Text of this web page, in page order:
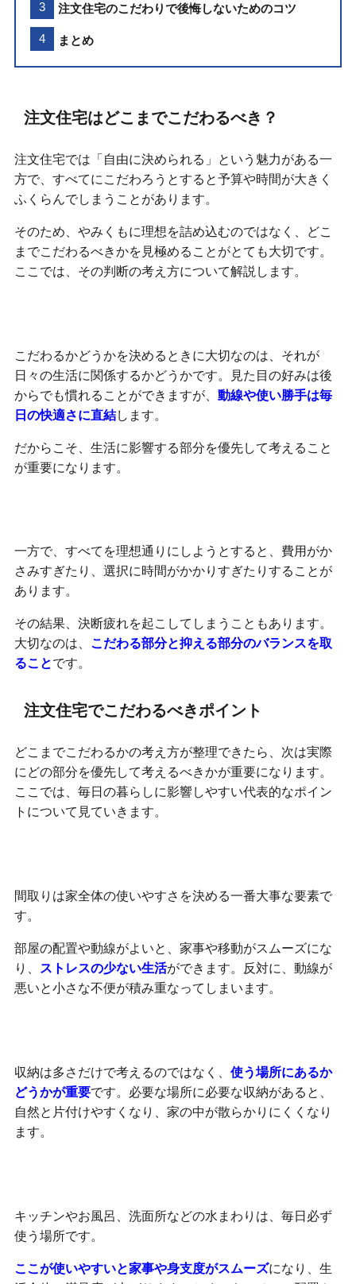
注文住宅のこだわりで後悔しないためのコツ
まとめ
注文住宅はどこまでこだわるべき？
注文住宅では「自由に決められる」という魅力がある一
方で、すべてにこだわろうとすると予算や時間が大きく
ふくらんでしまうことがあります。
そのため、やみくもに理想を詰め込むのではなく、どこ
までこだわるべきかを見極めることがとても大切です。
ここでは、その判断の考え方について解説します。
こだわるかどうかを決めるときに大切なのは、それが
日々の生活に関係するかどうかです。見た目の好みは後
からでも慣れることができますが、 動線や使い勝手は毎
日の快適さに直結します。
だからこそ、生活に影響する部分を優先して考えること
が重要になります。
一方で、すべてを理想通りにしようとすると、費用がか
さみすぎたり、選択に時間がかかりすぎたりすることが
あります。
その結果、決断疲れを起こしてしまうこともあります。
大切なのは、 こだわる部分と抑える部分のバランスを取
ることです。
注文住宅でこだわるべきポイント
どこまでこだわるかの考え方が整理できたら、次は実際
にどの部分を優先して考えるべきかが重要になります。
ここでは、毎日の暮らしに影響しやすい代表的なポイン
トについて見ていきます。
間取りは家全体の使いやすさを決める一番大事な要素で
す。
部屋の配置や動線がよいと、家事や移動がスムーズにな
り、
ストレスの少ない生活ができます。反対に、動線が
悪いと小さな不便が積み重なってしまいます。
収納は多さだけで考えるのではなく、 使う場所にあるか
どうかが重要です。必要な場所に必要な収納があると、
自然と片付けやすくなり、家の中が散らかりにくくなり
ます。
キッチンやお風呂、洗面所などの水まわりは、毎日必ず
使う場所です。
ここが使いやすいと家事や身支度がスムーズになり、生